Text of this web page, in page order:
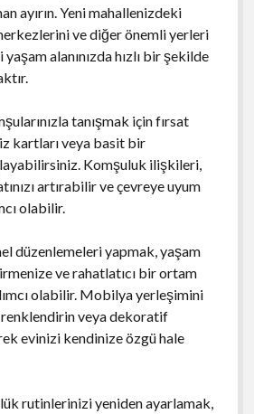
ayırın. Yeni mahallenizdeki
ve diğer önemli yerleri
alanınızda hızlı bir şekilde
tanışmak için fırsat
kartları veya basit bir
Komşuluk ilişkileri,
artırabilir ve çevreye uyum
olabilir.
düzenlemeleri yapmak, yaşam
ve rahatlatıcı bir ortam
olabilir. Mobilya yerleşimini
renklendirin veya dekoratif
evinizi kendinize özgü hale
rutinlerinizi yeniden ayarlamak,